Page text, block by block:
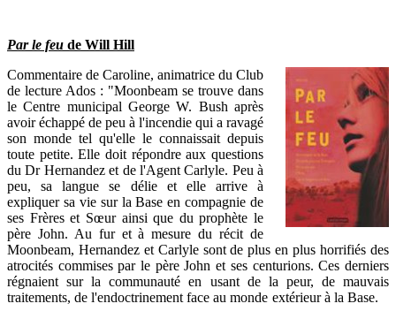
Par le feu de Will Hill
Commentaire de Caroline, animatrice du Club
de lecture Ados : "Moonbeam se trouve dans
le Centre municipal George W. Bush après
avoir échappé de peu à l'incendie qui a ravagé
son monde tel qu'elle le connaissait depuis
toute petite. Elle doit répondre aux questions
du Dr Hernandez et de l'Agent Carlyle. Peu à
peu, sa langue se délie et elle arrive à
expliquer sa vie sur la Base en compagnie de
ses Frères et Sœur ainsi que du prophète le
père John. Au fur et à mesure du récit de
Moonbeam, Hernandez et Carlyle sont de plus en plus horrifiés des
atrocités commises par le père John et ses centurions. Ces derniers
régnaient sur la communauté en usant de la peur, de mauvais
traitements, de l'endoctrinement face au monde extérieur à la Base.